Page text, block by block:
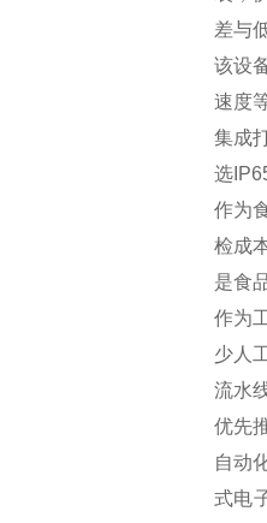
差与
该设
速度
集成
选
作为
检成
是食
作为
少人
流水
优先
自动
式电